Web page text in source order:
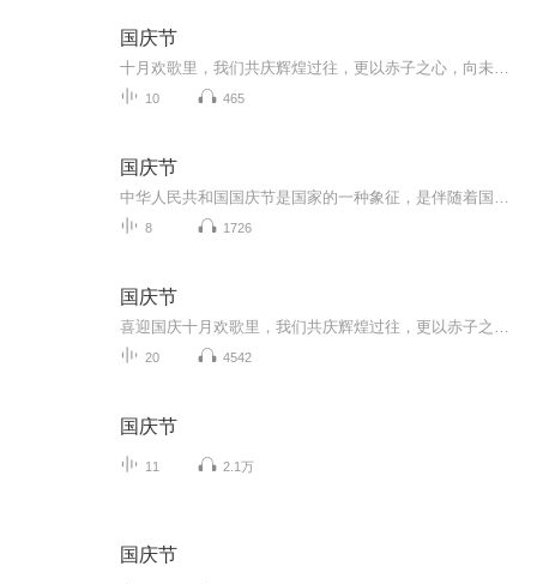
国庆节
10 465
国庆节
8 1726
国庆节
20 4542
国庆节
11 2.1万
国庆节